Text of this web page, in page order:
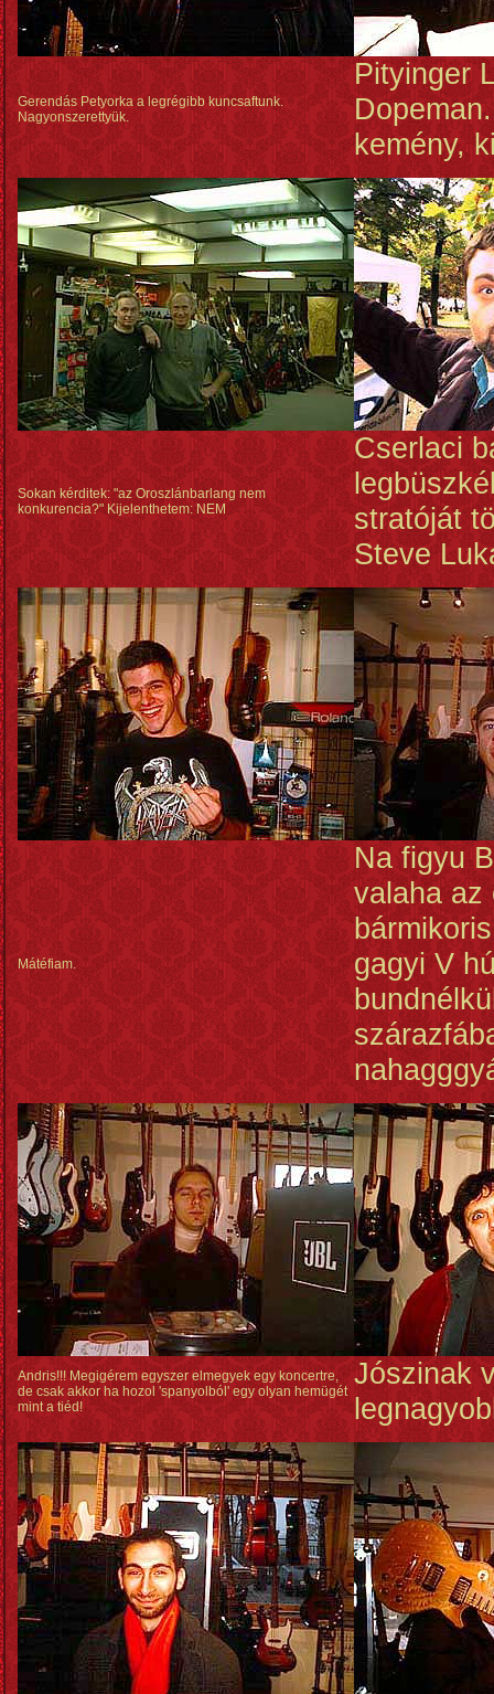
Gerendás Petyorka a legrégibb kuncsaftunk.
Nagyonszerettyük.
Pityinger
kemény,
Sokan kérditek: "az Oroszlánbarlang nem
konkurencia?" Kijelenthetem: NEM
Cserlaci
stratóját
Steve
Mátéfiam.
Na figyu
valaha az
gagyi V
Andris!!! Megigérem egyszer elmegyek egy koncertre,
de csak akkor ha hozol 'spanyolból' egy olyan hemügét
mint a tiéd!
Jószinak